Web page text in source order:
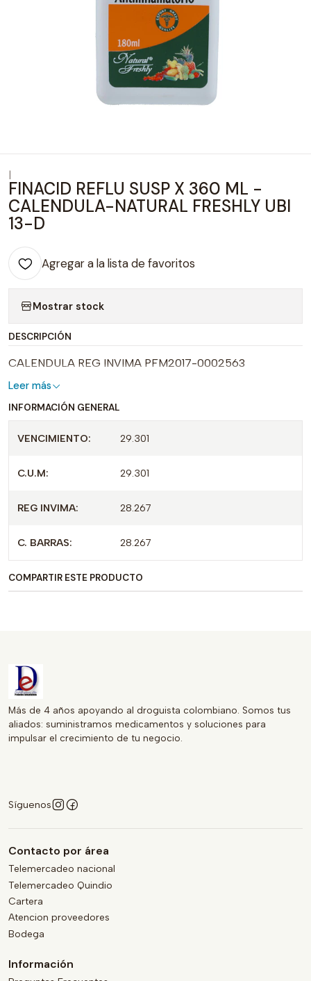
FINACID REFLU SUSP X 360 ML -
CALENDULA-NATURAL FRESHLY UBI
13-D
Agregar a la lista de favoritos
Mostrar stock
DESCRIPCIÓN
CALENDULA REG INVIMA PFM2017-0002563
Leer más
INFORMACIÓN GENERAL
VENCIMIENTO: 29.301
C.U.M: 29.301
REG INVIMA: 28.267
C. BARRAS: 28.267
COMPARTIR ESTE PRODUCTO
Más de 4 años apoyando al droguista colombiano. Somos tus
aliados: suministramos medicamentos y soluciones para
impulsar el crecimiento de tu negocio.
Síguenos
Contacto por área
Telemercadeo nacional
Telemercadeo Quindio
Cartera
Atencion proveedores
Bodega
Información